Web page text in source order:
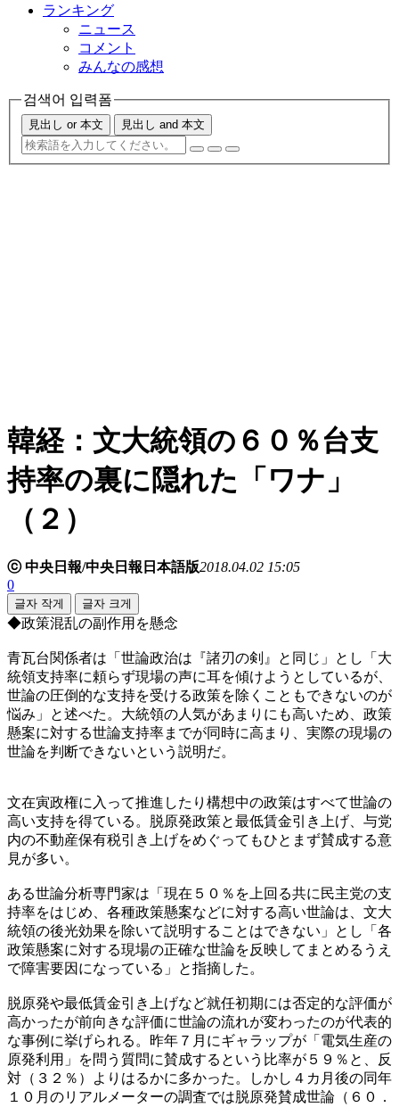
ランキング
ニュース
コメント
みんなの感想
검색어 입력폼
見出し or 本文 見出し and 本文
韓経：文大統領の６０％台支
持率の裏に隠れた「ワナ」
（２）
ⓒ 中央日報/中央日報日本語版2018.04.02 15:05
0
글자 작게 글자 크게
◆政策混乱の副作用を懸念
青瓦台関係者は「世論政治は『諸刃の剣』と同じ」とし「大
統領支持率に頼らず現場の声に耳を傾けようとしているが、
世論の圧倒的な支持を受ける政策を除くこともできないのが
悩み」と述べた。大統領の人気があまりにも高いため、政策
懸案に対する世論支持率までが同時に高まり、実際の現場の
世論を判断できないという説明だ。
文在寅政権に入って推進したり構想中の政策はすべて世論の
高い支持を得ている。脱原発政策と最低賃金引き上げ、与党
内の不動産保有税引き上げをめぐってもひとまず賛成する意
見が多い。
ある世論分析専門家は「現在５０％を上回る共に民主党の支
持率をはじめ、各種政策懸案などに対する高い世論は、文大
統領の後光効果を除いて説明することはできない」とし「各
政策懸案に対する現場の正確な世論を反映してまとめるうえ
で障害要因になっている」と指摘した。
脱原発や最低賃金引き上げなど就任初期には否定的な評価が
高かったが前向きな評価に世論の流れが変わったのが代表的
な事例に挙げられる。昨年７月にギャラップが「電気生産の
原発利用」を問う質問に賛成するという比率が５９％と、反
対（３２％）よりはるかに多かった。しかし４カ月後の同年
１０月のリアルメーターの調査では脱原発賛成世論（６０．